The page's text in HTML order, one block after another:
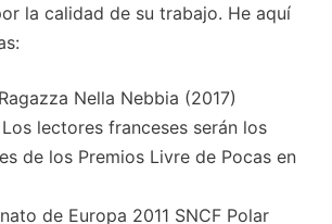
la calidad de su trabajo. He aquí
Nella Nebbia (2017)
lectores franceses serán los
de los Premios Livre de Pocas en
de Europa 2011 SNCF Polar